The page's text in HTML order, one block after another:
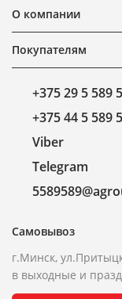
О компании
Покупателям
+375 29 5 589
+375 44 5 589
Viber
Telegram
Самовывоз
г.Минск,
в выходные и